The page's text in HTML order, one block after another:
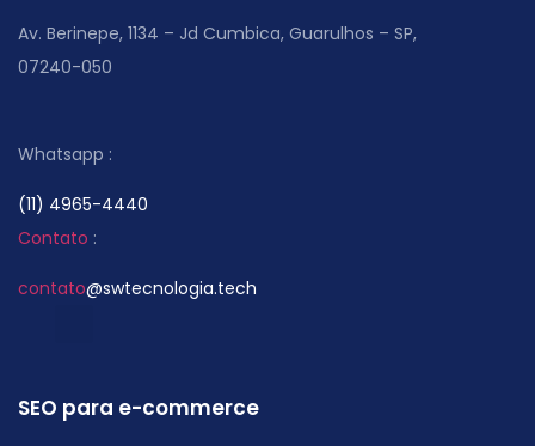
Av. Berinepe, 1134 – Jd Cumbica, Guarulhos – SP,
07240-050
Whatsapp :
(11) 4965-4440
Contato :
contato@swtecnologia.tech
SEO para e-commerce